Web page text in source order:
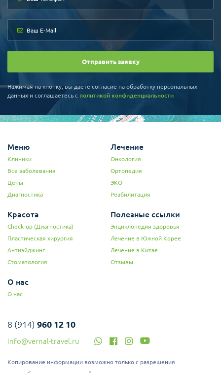
Отправить заявку
Нажимая на кнопку, вы даете согласие на обработку персональных
данных и соглашаетесь c политикой конфиденциальности
Меню
Клиники
Все заболевания
Цены
Диагностика
Лечение
Онкология
Ортопедия
ЭКО
Реабилитация
Красота
Check-up (Диагностика)
Пластическая хирургия
Антиэйджинг
Стоматология
Полезные ссылки
Энциклопедия здоровья
Лечение в Южной Корее
Лечение в Китае
Отзывы
О нас
О нас
8 (914) 960 12 10
info@vernal-travel.ru
Копирование информации возможно только с разрешения